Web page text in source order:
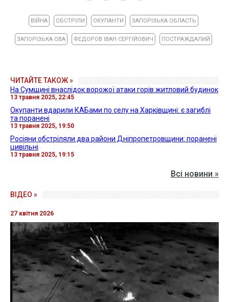
ВІЙНА ОБСТРІЛИ ОКУПАНТИ ЗАПОРІЗЬКА ОБЛАСТЬ
ЗАПОРІЗЬКА ОВА ФЕДОРОВ ІВАН СЕРГІЙОВИЧ ПОСТРАЖДАЛИЙ
ЧИТАЙТЕ ТАКОЖ »
На Сумщині внаслідок ворожої атаки горів житловий будинок
13 травня 2025, 22:45
Окупанти вдарили КАБами по селу на Харківщині: є загиблі
та поранені
13 травня 2025, 19:50
Росіяни обстріляли два райони Дніпропетровщини: поранені
цивільні
13 травня 2025, 19:15
Всі новини »
ВІДЕО »
27 квітня 2026